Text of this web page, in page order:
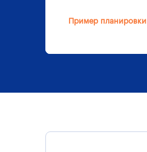
Пример планировки